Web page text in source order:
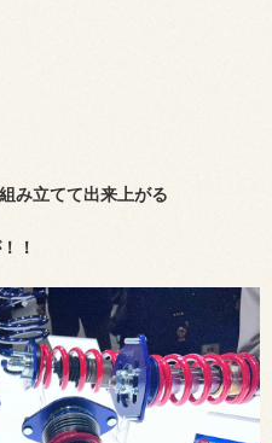
み立てて出来上がる
！